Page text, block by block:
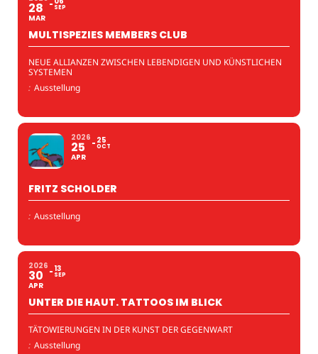
28
MAR
SEP
MULTISPEZIES MEMBERS CLUB
NEUE ALLIANZEN ZWISCHEN LEBENDIGEN UND KÜNSTLICHEN
SYSTEMEN
: Ausstellung
2026
25
APR
25
OCT
FRITZ SCHOLDER
: Ausstellung
2026
30
APR
13
SEP
UNTER DIE HAUT. TATTOOS IM BLICK
TÄTOWIERUNGEN IN DER KUNST DER GEGENWART
: Ausstellung